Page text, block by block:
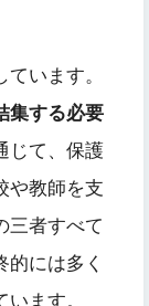
います。
集する必要
じて、保護
や教師を支
三者すべて
には多く
ます。